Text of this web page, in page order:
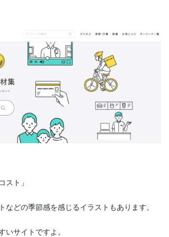
スト」
どの季節感を感じるイラストもあります。
サイトですよ。